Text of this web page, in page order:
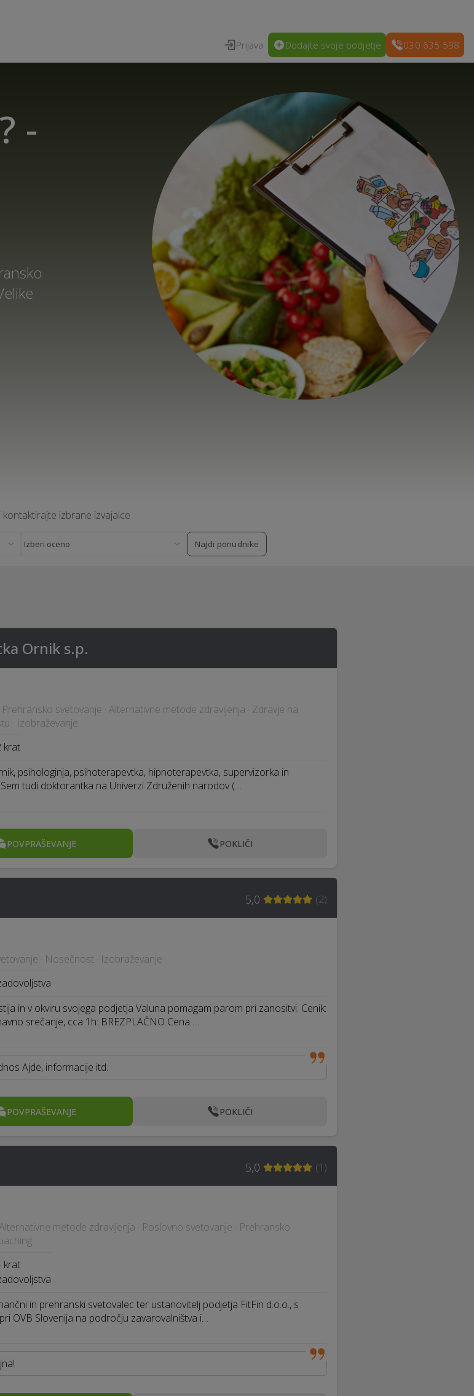
Prijava Dodajte svoje podjetje 030 635 598
-
kontaktirajte izbrane izvajalce
Najdi ponudnike
Ornik s.p.
Prehransko svetovanje · Alternativne metode zdravljenja · Zdravje na
· Izobraževanje
krat
psihologinja, psihoterapevtka, hipnoterapevtka, supervizorka in
tudi doktorantka na Univerzi Združenih narodov (…
POVPRAŠEVANJE POKLIČI
5,0 (2)
· Nosečnost · Izobraževanje
in v okviru svojega podjetja Valuna pomagam parom pri zanositvi. Cenik:
srečanje, cca 1h: BREZPLAČNO Cena …
Ajde, informacije itd.
POVPRAŠEVANJE POKLIČI
5,0 (1 )
metode zdravljenja · Poslovno svetovanje · Prehransko
krat
in prehranski svetovalec ter ustanovitelj podjetja FitFin d.o.o., s
OVB Slovenija na področju zavarovalništva i…